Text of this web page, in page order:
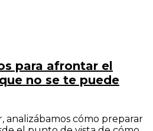
para afrontar el
no se te puede
cómo preparar